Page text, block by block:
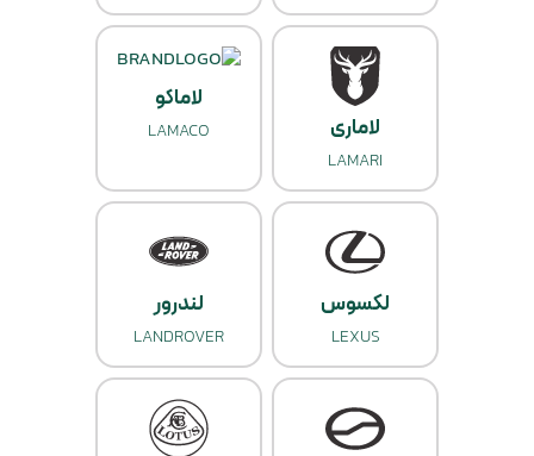
لاماری
LAMARI
لاماکو
LAMACO
لکسوس
LEXUS
لندرور
LANDROVER